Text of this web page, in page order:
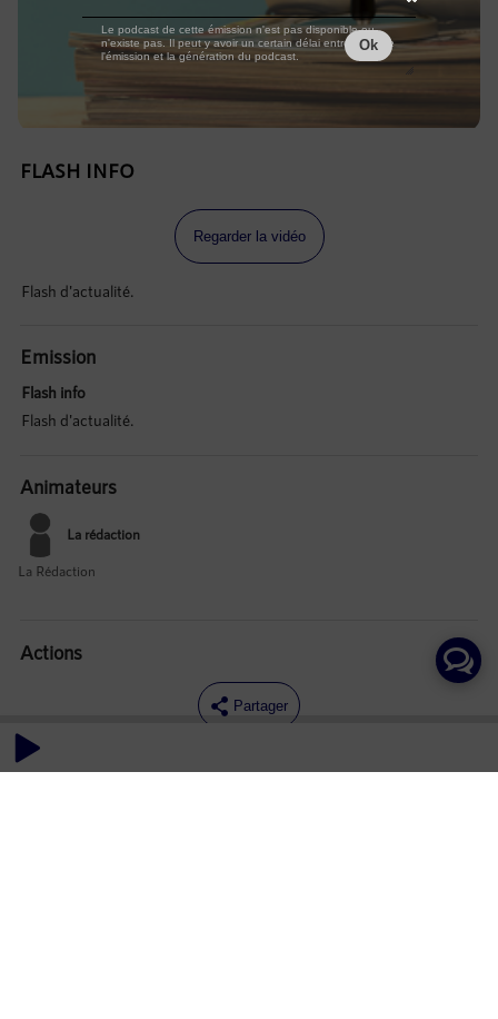
FLASH INFO
Regarder la vidéo
Flash d'actualité.
Emission
Flash info
Flash d'actualité.
Animateurs
La rédaction
La Rédaction
Actions
Partager
Commentaires
Le podcast de cette émission n'est pas disponible ou
n'existe pas. Il peut y avoir un certain délai entre la fin de
l'émission et la génération du podcast.
Ok